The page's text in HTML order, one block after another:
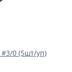
#3/0 (5шт/уп)